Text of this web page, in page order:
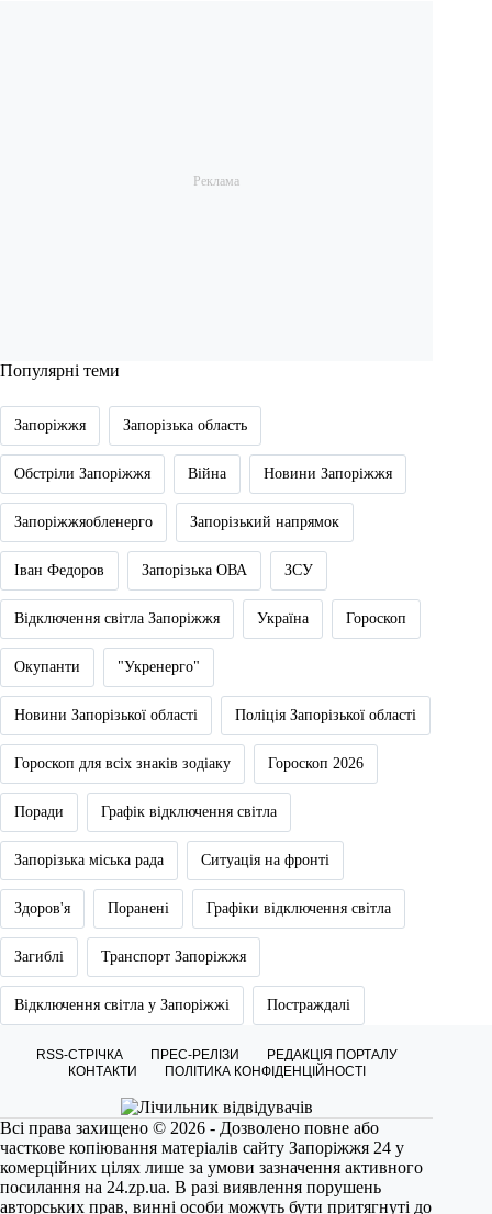
Популярні теми
Запоріжжя Запорізька область
Обстріли Запоріжжя Війна Новини Запоріжжя
Запоріжжяобленерго Запорізький напрямок
Іван Федоров Запорізька ОВА ЗСУ
Відключення світла Запоріжжя Україна Гороскоп
Окупанти "Укренерго"
Новини Запорізької області Поліція Запорізької області
Гороскоп для всіх знаків зодіаку Гороскоп 2026
Поради Графік відключення світла
Запорізька міська рада Ситуація на фронті
Здоров'я Поранені Графіки відключення світла
Загиблі Транспорт Запоріжжя
Відключення світла у Запоріжжі Постраждалі
RSS-СТРІЧКА ПРЕС-РЕЛІЗИ
РЕДАКЦІЯ ПОРТАЛУ
КОНТАКТИ
ПОЛІТИКА КОНФІДЕНЦІЙНОСТІ
Всі права захищено © 2026 - Дозволено повне або
часткове копіювання матеріалів сайту Запоріжжя 24 у
комерційних цілях лише за умови зазначення активного
посилання на 24.zp.ua. В разі виявлення порушень
авторських прав, винні особи можуть бути притягнуті до